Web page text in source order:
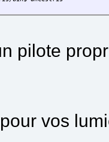
pilote
vos